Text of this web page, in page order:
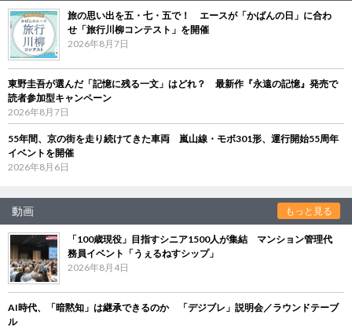
旅の思い出を五・七・五で！ エースが「かばんの日」に合わ
せ「旅行川柳コンテスト」を開催
2026年8月7日
東野圭吾が選んだ「記憶に残る一文」はどれ？ 最新作『永遠の記憶』発売で
読者参加型キャンペーン
2026年8月7日
55年間、京の街を走り続けてきた車両 嵐山線・モボ301形、運行開始55周年
イベントを開催
2026年8月6日
動画 もっと見る
「100歳現役」目指すシニア1500人が集結 マンション管理代
務員イベント「うぇるねすシップ」
2026年8月4日
AI時代、「暗黙知」は継承できるのか 「デジブレ」説明会／ラウンドテーブ
ル